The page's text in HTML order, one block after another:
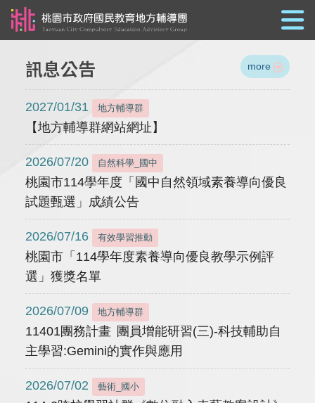
訊息公告 more
2027/01/31 地方輔導群
【地方輔導群網站網址】
2026/07/20 自然科學_國中
桃園市114學年度「國中自然領域素養導向優良
試題甄選」成績公告
2026/07/16 有效學習推動
桃園市「114學年度素養導向優良教學示例評
選」獲獎名單
2026/07/09 地方輔導群
11401團務計畫 團員增能研習(三)-科技輔助自
主學習:Gemini的實作與應用
2026/07/02 藝術_國小